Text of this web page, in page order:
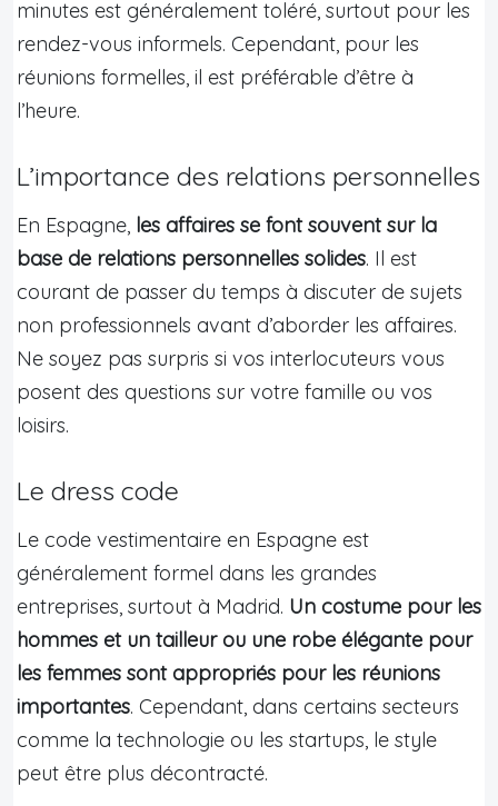
minutes est généralement toléré, surtout pour les
rendez-vous informels. Cependant, pour les
réunions formelles, il est préférable d’être à
l’heure.
L’importance des relations personnelles
En Espagne, les affaires se font souvent sur la
base de relations personnelles solides. Il est
courant de passer du temps à discuter de sujets
non professionnels avant d’aborder les affaires.
Ne soyez pas surpris si vos interlocuteurs vous
posent des questions sur votre famille ou vos
loisirs.
Le dress code
Le code vestimentaire en Espagne est
généralement formel dans les grandes
entreprises, surtout à Madrid. Un costume pour les
hommes et un tailleur ou une robe élégante pour
les femmes sont appropriés pour les réunions
importantes. Cependant, dans certains secteurs
comme la technologie ou les startups, le style
peut être plus décontracté.